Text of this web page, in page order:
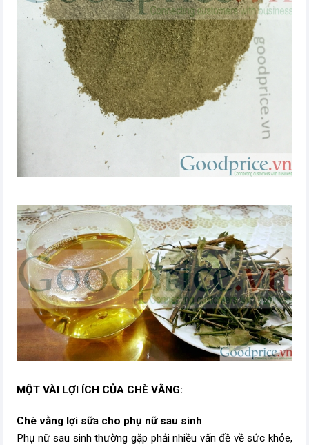
MỘT VÀI LỢI ÍCH CỦA CHÈ VẰNG:
Chè vằng lợi sữa cho phụ nữ sau sinh
Phụ nữ sau sinh thường gặp phải nhiều vấn đề về sức khỏe,